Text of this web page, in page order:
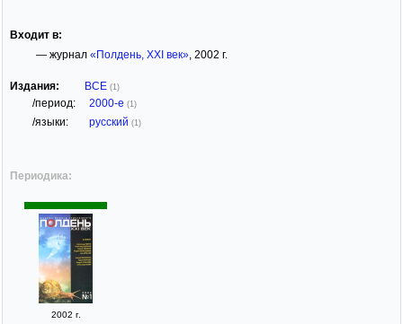
Входит в:
— журнал «Полдень, ХХI век», 2002 г.
Издания: ВСЕ (1)
/период: 2000-е (1)
/языки: русский (1)
Периодика:
2002 г.